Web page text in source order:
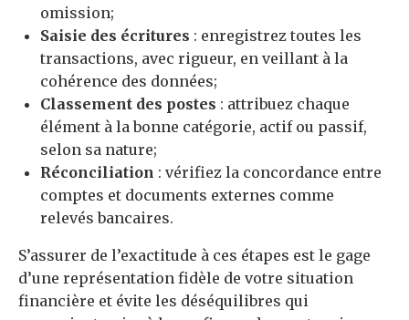
omission;
Saisie des écritures : enregistrez toutes les
transactions, avec rigueur, en veillant à la
cohérence des données;
Classement des postes : attribuez chaque
élément à la bonne catégorie, actif ou passif,
selon sa nature;
Réconciliation : vérifiez la concordance entre
comptes et documents externes comme
relevés bancaires.
S’assurer de l’exactitude à ces étapes est le gage
d’une représentation fidèle de votre situation
financière et évite les déséquilibres qui